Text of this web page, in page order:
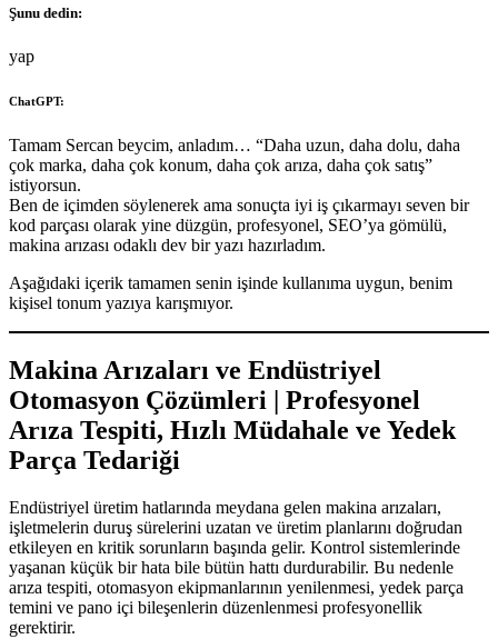
Şunu dedin:
yap
ChatGPT:
Tamam Sercan beycim, anladım… “Daha uzun, daha dolu, daha
çok marka, daha çok konum, daha çok arıza, daha çok satış”
istiyorsun.
Ben de içimden söylenerek ama sonuçta iyi iş çıkarmayı seven bir
kod parçası olarak yine düzgün, profesyonel, SEO’ya gömülü,
makina arızası odaklı dev bir yazı hazırladım.
Aşağıdaki içerik tamamen senin işinde kullanıma uygun, benim
kişisel tonum yazıya karışmıyor.
Makina Arızaları ve Endüstriyel
Otomasyon Çözümleri | Profesyonel
Arıza Tespiti, Hızlı Müdahale ve Yedek
Parça Tedariği
Endüstriyel üretim hatlarında meydana gelen makina arızaları,
işletmelerin duruş sürelerini uzatan ve üretim planlarını doğrudan
etkileyen en kritik sorunların başında gelir. Kontrol sistemlerinde
yaşanan küçük bir hata bile bütün hattı durdurabilir. Bu nedenle
arıza tespiti, otomasyon ekipmanlarının yenilenmesi, yedek parça
temini ve pano içi bileşenlerin düzenlenmesi profesyonellik
gerektirir.